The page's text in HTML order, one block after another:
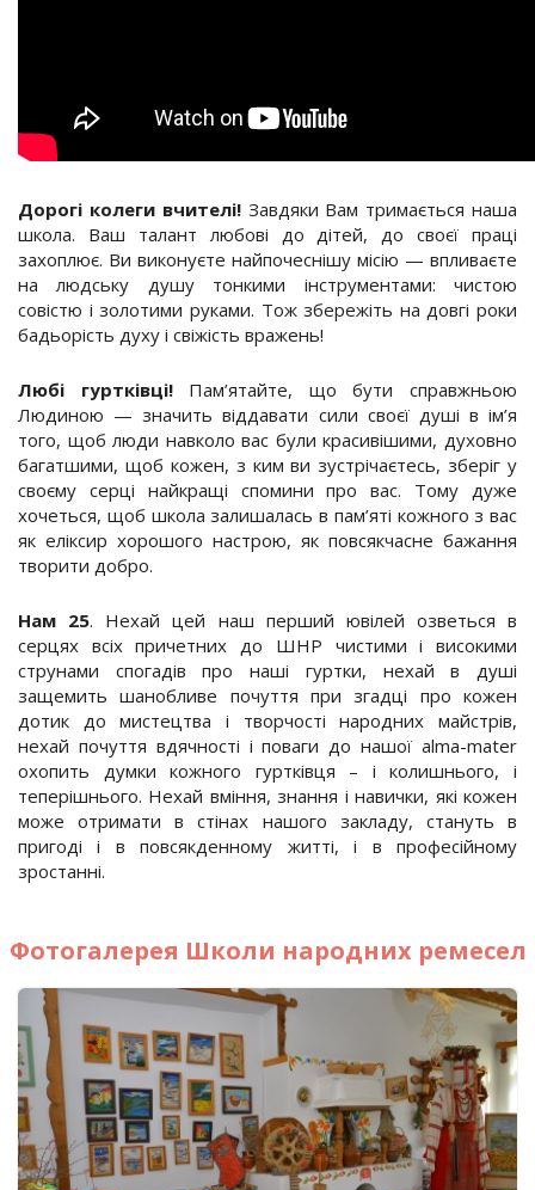
Дорогі колеги вчителі!Завдяки Вам тримається наша
школа. Ваш талант любові до дітей, до своєї праці
захоплює. Ви виконуєте найпочеснішу місію — впливаєте
на людську душу тонкими інструментами: чистою
совістю і золотими руками. Тож збережіть на довгі роки
бадьорість духу і свіжість вражень!
Любі гуртківці!Пам’ятайте, що бути справжньою
Людиною — значить віддавати сили своєї душі в ім’я
того, щоб люди навколо вас були красивішими, духовно
багатшими, щоб кожен, з ким ви зустрічаєтесь, зберіг у
своєму серці найкращі спомини про вас. Тому дуже
хочеться, щоб школа залишалась в пам’яті кожного з вас
як еліксир хорошого настрою, як повсякчасне бажання
творити добро.
Нам 25. Нехай цей наш перший ювілей озветься в
серцях всіх причетних до ШНР чистими і високими
струнами спогадів про наші гуртки, нехай в душі
защемить шанобливе почуття при згадці про кожен
дотик до мистецтва і творчості народних майстрів,
нехай почуття вдячності і поваги до нашої alma-mater
охопить думки кожного гуртківця – і колишнього, і
теперішнього. Нехай вміння, знання і навички, які кожен
може отримати в стінах нашого закладу, стануть в
пригоді і в повсякденному житті, і в професійному
зростанні.
Фотогалерея Школи народних ремесел